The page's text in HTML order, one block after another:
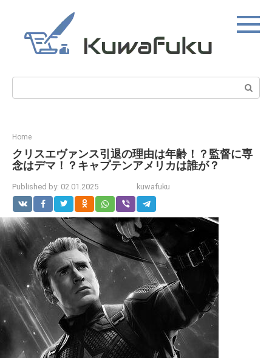
content
Search:
Home
クリスエヴァンス引退の理由は年齢！？監督に専
念はデマ！？キャプテンアメリカは誰が？
Published by: 02.01.2025 kuwafuku